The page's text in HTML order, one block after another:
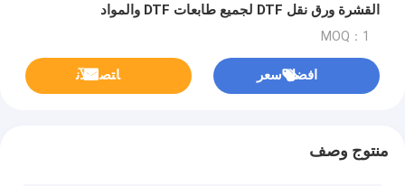
القشرة ورق نقل DTF لجميع طابعات DTF والمواد
MOQ：1
افضل سعر ﺎﺘﺼﻟ ﺍﻶﻧ
منتوج وصف